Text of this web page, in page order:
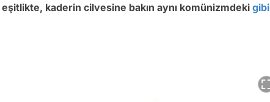
kaderin cilvesine bakın aynı komünizmdeki gibi